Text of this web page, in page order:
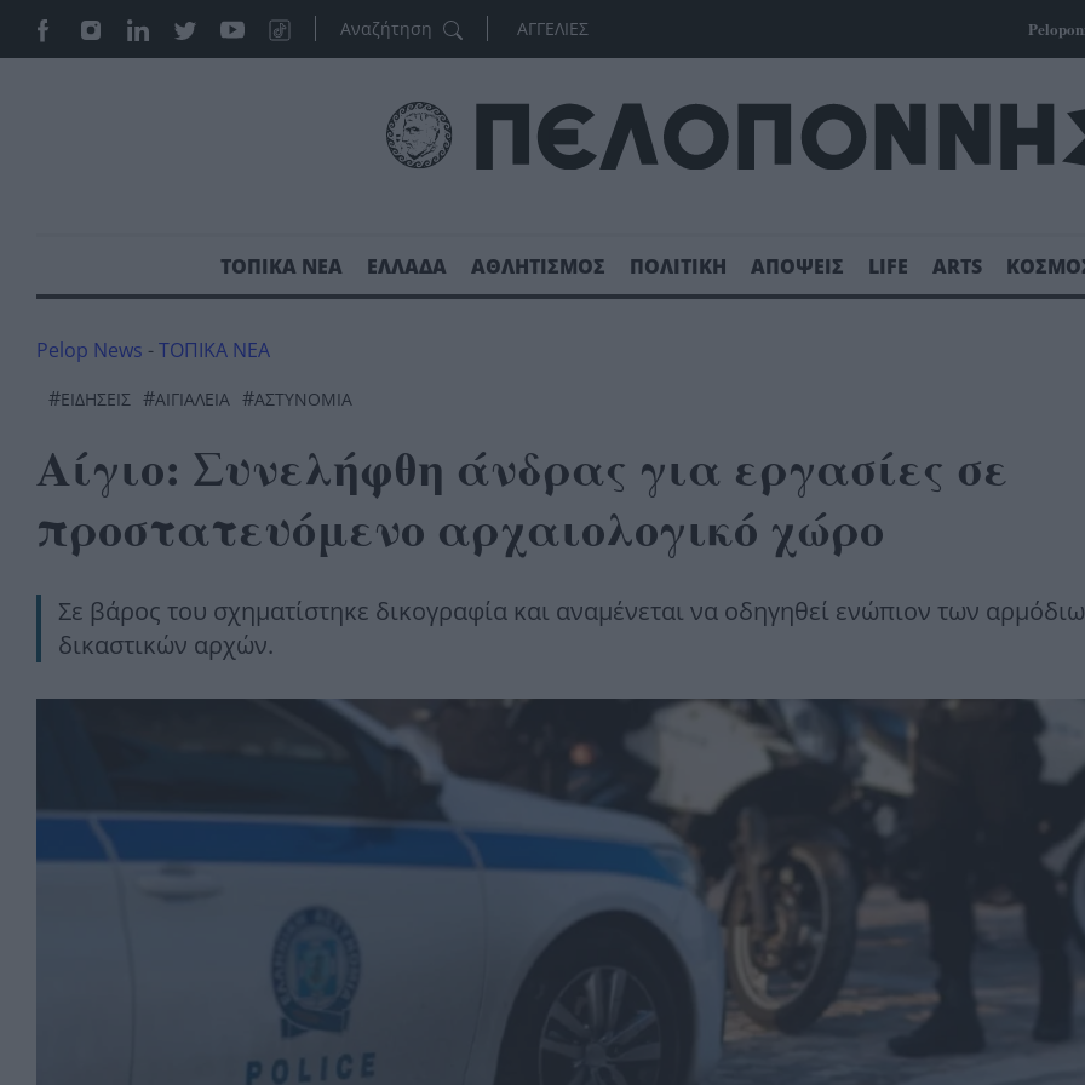
ΑΓΓΕΛΙΕΣ
ΤΟΠΙΚΑ ΝΕΑ ΕΛΛΑΔΑ ΑΘΛΗΤΙΣΜΟΣ ΠΟΛΙΤΙΚΗ ΑΠΟΨΕΙΣ LIFE ARTS
Pelop News -ΤΟΠΙΚΑ ΝΕΑ
#ΕΙΔΗΣΕΙΣ #ΑΙΓΙΑΛΕΙΑ #ΑΣΤΥΝΟΜΊΑ
Αίγιο: Συνελήφθη άνδρας για εργασίες σε
προστατευόμενο αρχαιολογικό χώρο
Σε βάρος του σχηματίστηκε δικογραφία και αναμένεται να οδηγηθεί ενώπιον των
δικαστικών αρχών.